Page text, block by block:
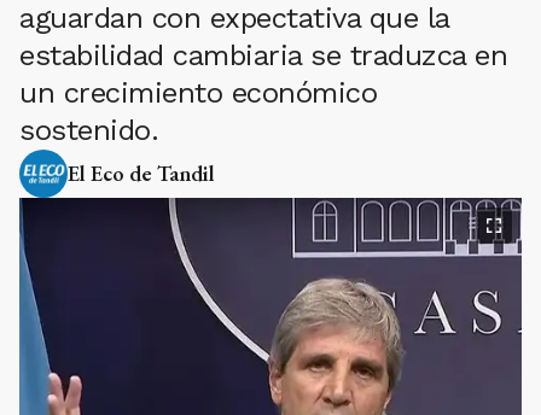
aguardan con expectativa que la
estabilidad cambiaria se traduzca en
un crecimiento económico
sostenido.
El Eco de Tandil